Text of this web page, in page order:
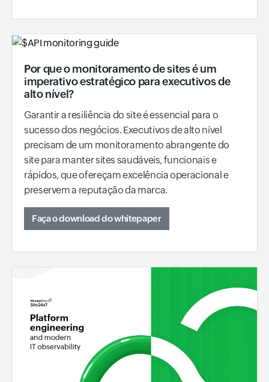
Por que o monitoramento de sites é um
imperativo estratégico para executivos de
alto nível?
Garantir a resiliência do site é essencial para o
sucesso dos negócios. Executivos de alto nível
precisam de um monitoramento abrangente do
site para manter sites saudáveis, funcionais e
rápidos, que ofereçam excelência operacional e
preservem a reputação da marca.
Faça o download do whitepaper